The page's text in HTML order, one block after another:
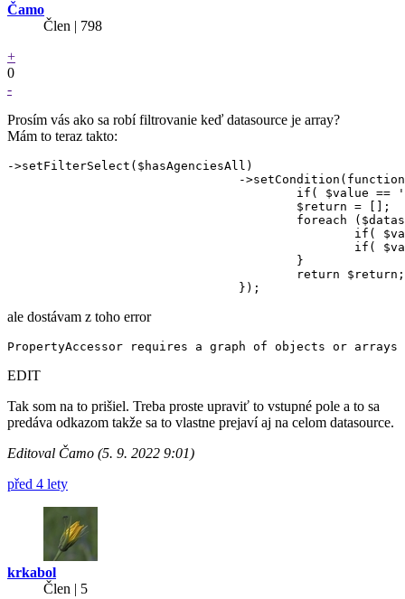
Čamo
Člen | 798
+
0
-
Prosím vás ako sa robí filtrovanie keď datasource je array?
Mám to teraz takto:
->setFilterSelect($hasAgenciesAll)
ale dostávam z toho error
EDIT
Tak som na to prišiel. Treba proste upraviť to vstupné pole a to sa
predáva odkazom takže sa to vlastne prejaví aj na celom datasource.
Editoval Čamo (5. 9. 2022 9:01)
před 4 lety
krkabol
Člen | 5